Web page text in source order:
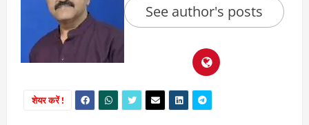
See author's posts
शेयर करें !